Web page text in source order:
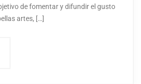
de fomentar y difundir el gusto
artes, […]